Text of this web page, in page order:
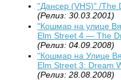
"Дансер (VHS)" /The
(Релиз: 30.03.2001)
"Кошмар на улице
Elm Street 4 — The
(Релиз: 04.09.2008)
"Кошмар на Улице
Elm Street 3: Dream
(Релиз: 28.08.2008)